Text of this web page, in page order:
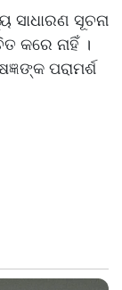
ସାଧାରଣ ସୂଚନା
କରେ ନାହିଁ ।
ପରାମର୍ଶ